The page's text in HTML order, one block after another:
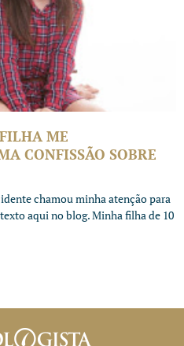
ME
CONFISSÃO SOBRE
chamou minha atenção para
aqui no blog. Minha filha de 10